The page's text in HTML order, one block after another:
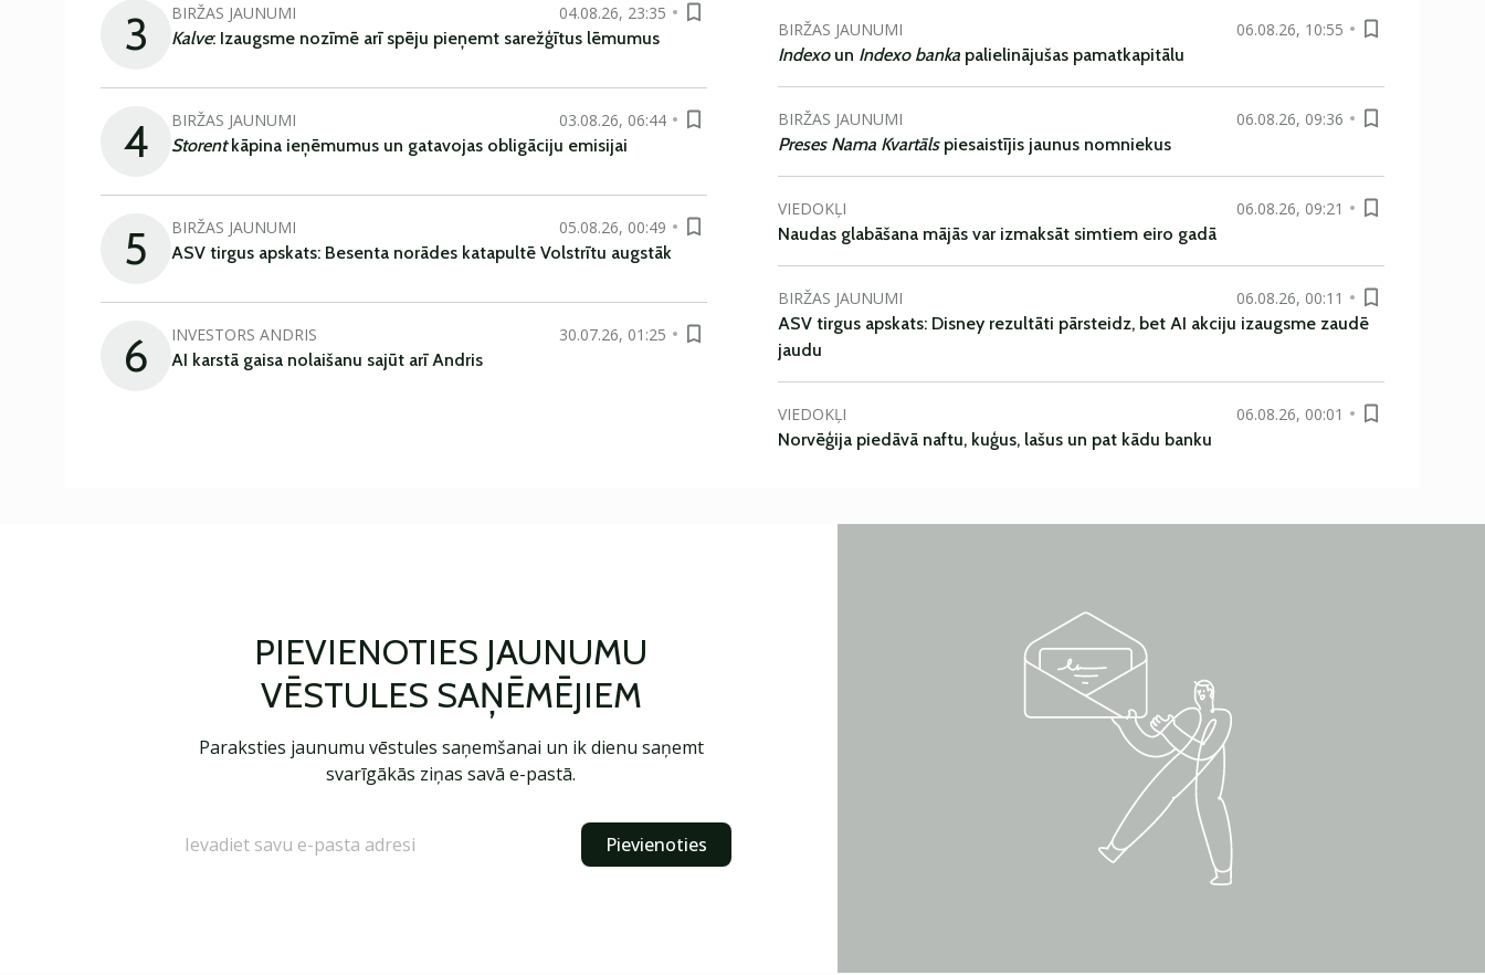
3 BIRŽAS JAUNUMI
04.08.26, 23:35
Kalve: Izaugsme nozīmē arī spēju pieņemt sarežģītus lēmumus
4 BIRŽAS JAUNUMI
03.08.26, 06:44
Storentkāpina ieņēmumus un gatavojas obligāciju emisijai
5 BIRŽAS JAUNUMI
05.08.26, 00:49
ASV tirgus apskats: Besenta norādes katapultē Volstrītu augstāk
6 INVESTORS ANDRIS
30.07.26, 01:25
AI karstā gaisa nolaišanu sajūt arī Andris
BIRŽAS JAUNUMI
06.08.26, 10:55
Indexoun Indexo banka palielinājušas pamatkapitālu
BIRŽAS JAUNUMI
06.08.26, 09:36
Preses Nama Kvartāls piesaistījis jaunus nomniekus
VIEDOKĻI
06.08.26, 09:21
Naudas glabāšana mājās var izmaksāt simtiem eiro gadā
BIRŽAS JAUNUMI
06.08.26, 00:11
ASV tirgus apskats: Disney rezultāti pārsteidz, bet AI akciju izaugsme zaudē
jaudu
VIEDOKĻI
06.08.26, 00:01
Norvēģija piedāvā naftu, kuģus, lašus un pat kādu banku
PIEVIENOTIES JAUNUMU
VĒSTULES SAŅĒMĒJIEM
Paraksties jaunumu vēstules saņemšanai un ik dienu saņemt
svarīgākās ziņas savā e-pastā.
Pievienoties